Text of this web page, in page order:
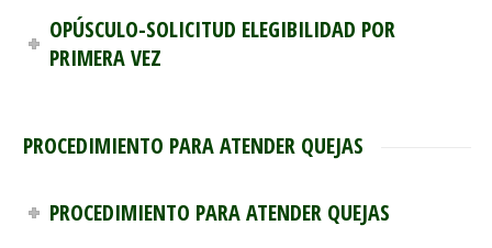
OPÚSCULO-SOLICITUD ELEGIBILIDAD POR
PRIMERA VEZ
PROCEDIMIENTO PARA ATENDER QUEJAS
PROCEDIMIENTO PARA ATENDER QUEJAS